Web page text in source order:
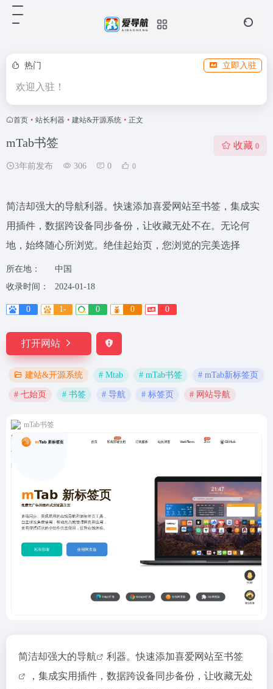
热门 立即入驻
欢迎入驻！
首页 • 站长利器 • 建站&开源系统 • 正文
mTab书签
3年前发布 306 0 0
收藏 0
简洁却强大的导航利器。快速添加喜爱网站至书签，集成实
用插件，数据跨设备同步备份，让收藏无处不在。无论何
地，始终随心所浏览。绝佳起始页，您浏览的完美选择
所在地：
中国
收录时间：
2024-01-18
0 1- 0 0 0
打开网站
建站&开源系统 # Mtab # mTab书签 # mTab新标签页
# 七始页 # 书签 # 导航 # 标签页 # 网站导航
mTab书签
简洁却强大的导航 利器。快速添加喜爱网站至书签
，集成实用插件，数据跨设备同步备份，让收藏无处